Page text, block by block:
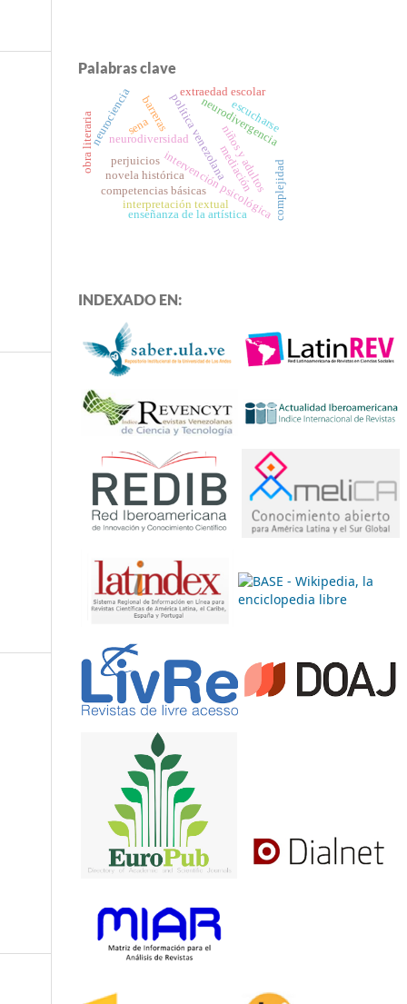
Palabras clave
intervención psicológica
política venezolananeurodivergencia
neurodiversidad
competencias básicas
neurociencia
mediación
novela histórica
obra literaria
complejidad
sena niños y adultos
interpretación textual
enseñanza de la artística
extraedad escolar
barreras escucharse
perjuicios
INDEXADO EN: